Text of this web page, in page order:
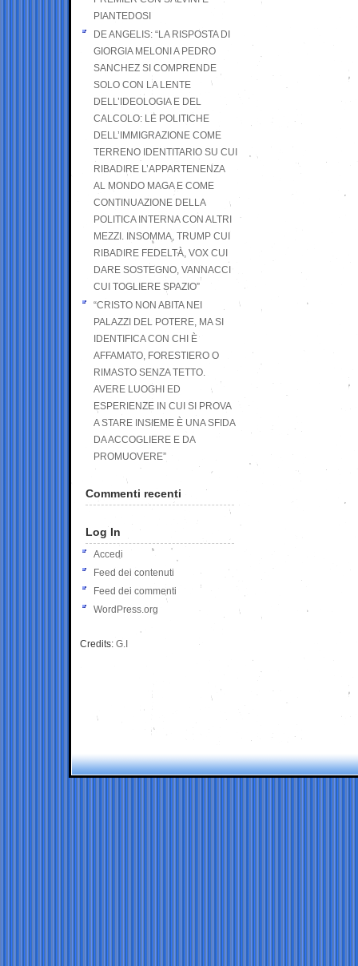
PIANTEDOSI
DE ANGELIS: “LA RISPOSTA DI
GIORGIA MELONI A PEDRO
SANCHEZ SI COMPRENDE
SOLO CON LA LENTE
DELL’IDEOLOGIA E DEL
CALCOLO: LE POLITICHE
DELL’IMMIGRAZIONE COME
TERRENO IDENTITARIO SU CUI
RIBADIRE L’APPARTENENZA
AL MONDO MAGA E COME
CONTINUAZIONE DELLA
POLITICA INTERNA CON ALTRI
MEZZI. INSOMMA, TRUMP CUI
RIBADIRE FEDELTÀ, VOX CUI
DARE SOSTEGNO, VANNACCI
CUI TOGLIERE SPAZIO”
“CRISTO NON ABITA NEI
PALAZZI DEL POTERE, MA SI
IDENTIFICA CON CHI È
AFFAMATO, FORESTIERO O
RIMASTO SENZA TETTO.
AVERE LUOGHI ED
ESPERIENZE IN CUI SI PROVA
A STARE INSIEME È UNA SFIDA
DA ACCOGLIERE E DA
PROMUOVERE”
Commenti recenti
Log In
Accedi
Feed dei contenuti
Feed dei commenti
WordPress.org
Credits: G.I